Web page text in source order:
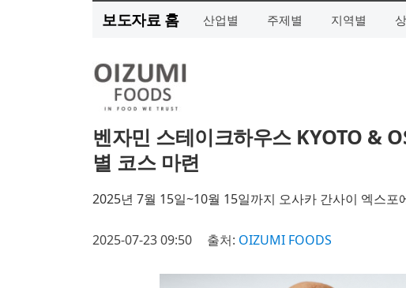
보도자료 홈 산업별 주제별 지역별
벤자민 스테이크하우스 KYOTO &
별 코스 마련
2025년 7월 15일~10월 15일까지 오사카 간사이 엑스포
2025-07-23 09:50 출처: OIZUMI FOODS